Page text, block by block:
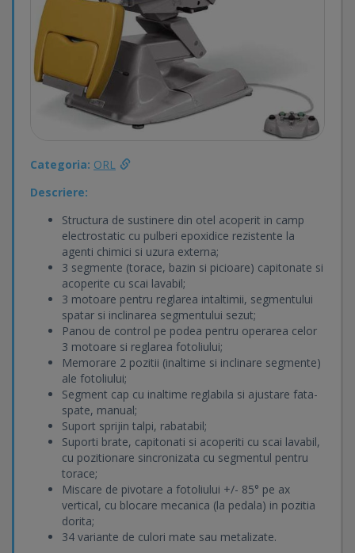
Categoria: ORL
Descriere:
Structura de sustinere din otel acoperit in camp
electrostatic cu pulberi epoxidice rezistente la
agenti chimici si uzura externa;
3 segmente (torace, bazin si picioare) capitonate si
acoperite cu scai lavabil;
3 motoare pentru reglarea intaltimii, segmentului
spatar si inclinarea segmentului sezut;
Panou de control pe podea pentru operarea celor
3 motoare si reglarea fotoliului;
Memorare 2 pozitii (inaltime si inclinare segmente)
ale fotoliului;
Segment cap cu inaltime reglabila si ajustare fata-
spate, manual;
Suport sprijin talpi, rabatabil;
Suporti brate, capitonati si acoperiti cu scai lavabil,
cu pozitionare sincronizata cu segmentul pentru
torace;
Miscare de pivotare a fotoliului +/- 85° pe ax
vertical, cu blocare mecanica (la pedala) in pozitia
dorita;
34 variante de culori mate sau metalizate.